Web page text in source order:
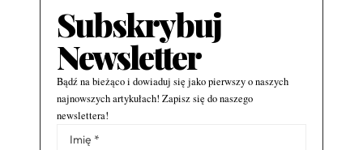
Subskrybuj
Newsletter
Bądź na bieżąco i dowiaduj się jako pierwszy o naszych
najnowszych artykułach! Zapisz się do naszego
newslettera!
Alternative: